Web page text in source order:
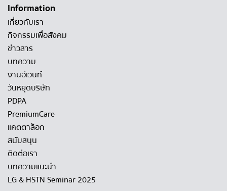
Information
เกี่ยวกับเรา
กิจกรรมเพื่อสังคม
ข่าวสาร
บทความ
งานอีเวนท์
วันหยุดบริษัท
PDPA
PremiumCare
แคตตาล็อก
สนับสนุน
ติดต่อเรา
บทความแนะนำ
LG & HSTN Seminar 2025